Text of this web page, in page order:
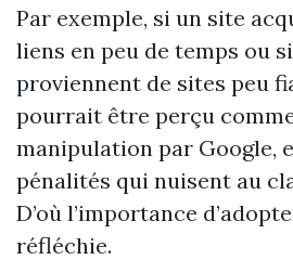
Par exemple, si un site
liens en peu de temps ou
proviennent de sites peu
pourrait être perçu
manipulation par Google,
pénalités qui nuisent au
D’où l’importance
réfléchie.